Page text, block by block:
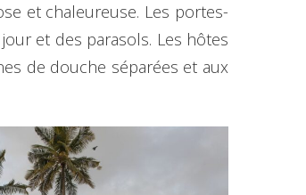
et chaleureuse. Les portes-
et des parasols. Les hôtes
de douche séparées et aux